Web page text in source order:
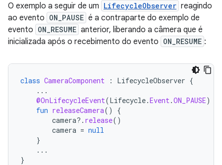
O exemplo a seguir de um LifecycleObserver reagindo
ao evento ON_PAUSE é a contraparte do exemplo de
evento ON_RESUME anterior, liberando a câmera que é
inicializada após o recebimento do evento ON_RESUME :
class CameraComponent : LifecycleObserver {
...
@OnLifecycleEvent(Lifecycle.Event .ON_PAUSE)
fun releaseCamera()
{
camera?. release()
camera = null
}
...
}